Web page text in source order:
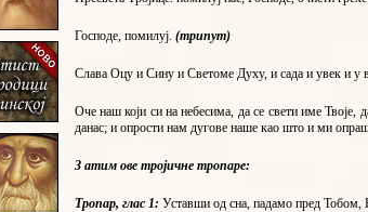
Господе, помилуј. (трипут)
Слава Оцу и Сину и Светоме Духу, и сада и увек и у
Оче наш који си на небесима, да се свети име
данас; и опрости нам дугове наше као што и ми
З атим ове тројичне тропаре:
Тропар, глас 1: Уставши од сна, падамо пред Тобом,